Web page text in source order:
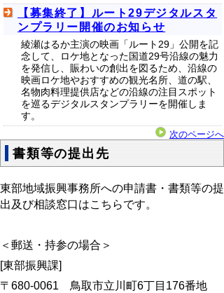
【募集終了】ルート29デジタルスタ
ンプラリー開催のお知らせ
綾瀬はるか主演の映画「ルート29」公開を記
念して、ロケ地となった国道29号沿線の魅力
を発信し、賑わいの創出を図るため、沿線の
映画ロケ地やおすすめの観光名所、道の駅、
名物肉料理提供店などの沿線の注目スポット
を巡るデジタルスタンプラリーを開催しま
す。
次のページへ
書類等の提出先
東部地域振興事務所への申請書・書類等の提
出及び相談窓口はこちらです。
＜郵送・持参の場合＞
[東部振興課]
〒680-0061 鳥取市立川町6丁目176番地